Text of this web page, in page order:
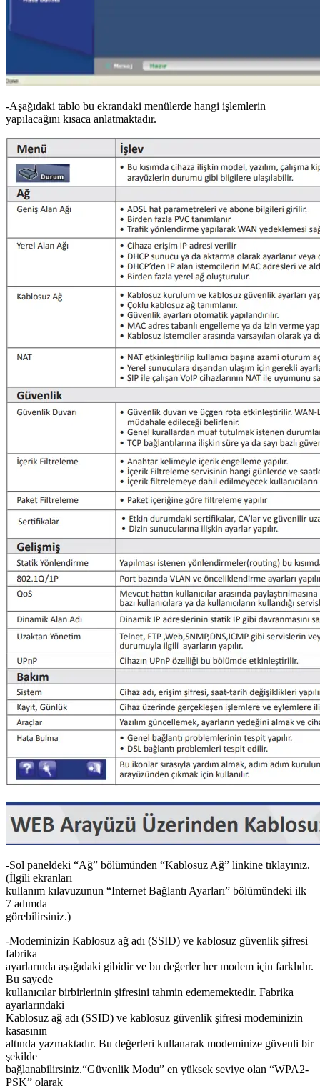
-Aşağıdaki tablo bu ekrandaki menülerde hangi işlemlerin
yapılacağını kısaca anlatmaktadır.
-Sol paneldeki “Ağ” bölümünden “Kablosuz Ağ” linkine tıklayınız.
(İlgili ekranları
kullanım kılavuzunun “Internet Bağlantı Ayarları” bölümündeki ilk
7 adımda
görebilirsiniz.)
-Modeminizin Kablosuz ağ adı (SSID) ve kablosuz güvenlik şifresi
fabrika
ayarlarında aşağıdaki gibidir ve bu değerler her modem için farklıdır.
Bu sayede
kullanıcılar birbirlerinin şifresini tahmin edememektedir. Fabrika
ayarlarındaki
Kablosuz ağ adı (SSID) ve kablosuz güvenlik şifresi modeminizin
kasasının
altında yazmaktadır. Bu değerleri kullanarak modeminize güvenli bir
şekilde
bağlanabilirsiniz.“Güvenlik Modu” en yüksek seviye olan “WPA2-
PSK” olarak